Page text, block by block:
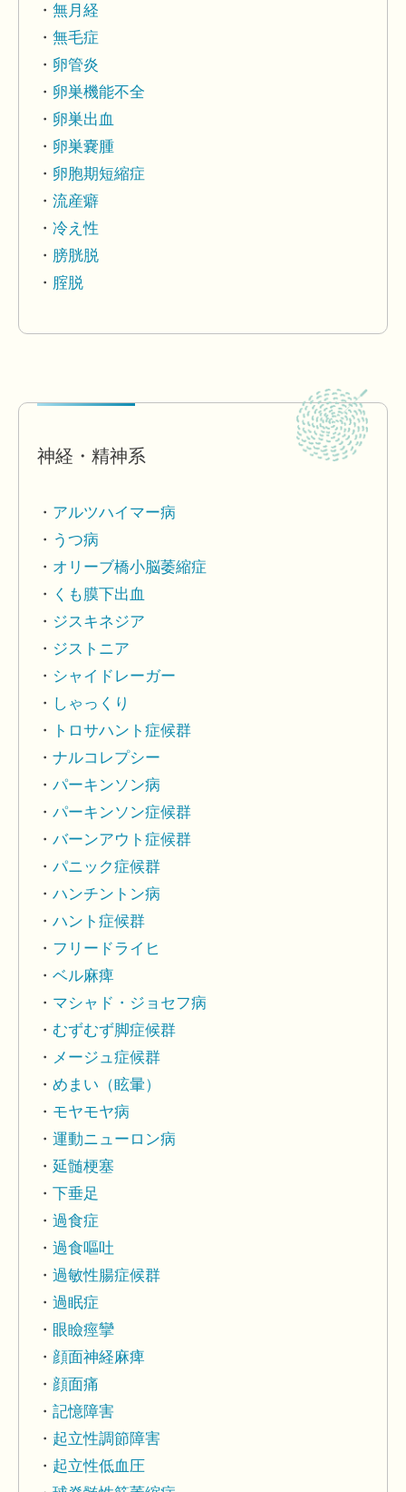
無月経
無毛症
卵管炎
卵巣機能不全
卵巣出血
卵巣嚢腫
卵胞期短縮症
流産癖
冷え性
膀胱脱
腟脱
神経・精神系
アルツハイマー病
うつ病
オリーブ橋小脳萎縮症
くも膜下出血
ジスキネジア
ジストニア
シャイドレーガー
しゃっくり
トロサハント症候群
ナルコレプシー
パーキンソン病
パーキンソン症候群
バーンアウト症候群
パニック症候群
ハンチントン病
ハント症候群
フリードライヒ
ベル麻痺
マシャド・ジョセフ病
むずむず脚症候群
メージュ症候群
めまい（眩暈）
モヤモヤ病
運動ニューロン病
延髄梗塞
下垂足
過食症
過食嘔吐
過敏性腸症候群
過眠症
眼瞼痙攣
顔面神経麻痺
顔面痛
記憶障害
起立性調節障害
起立性低血圧